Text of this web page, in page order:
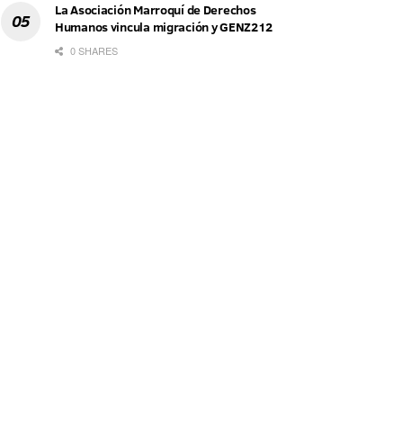
La Asociación Marroquí de Derechos
Humanos vincula migración y GENZ212
0 SHARES